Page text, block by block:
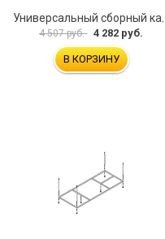
4 507 руб. 4 282 руб.
В КОРЗИНУ